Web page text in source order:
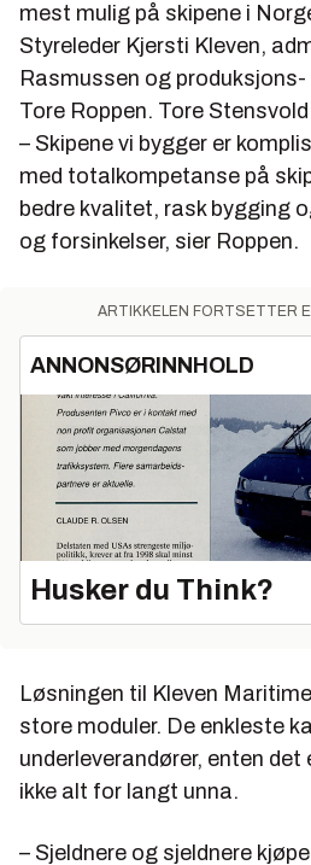
mest mulig på skipene i
Styreleder Kjersti Kleven,
Rasmussen og
Tore Roppen. Tore Stensvold
– Skipene vi bygger er
med totalkompetanse på
bedre kvalitet, rask bygging
og forsinkelser, sier Roppen.
ARTIKKELEN FORTSETTER
ANNONSØRINNHOLD
Husker du Think?
Løsningen til Kleven
store moduler. De enkleste
underleverandører, enten det
ikke alt for langt unna.
– Sjeldnere og sjeldnere